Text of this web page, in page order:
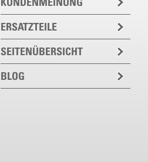
ERSATZTEILE
SEITENÜBERSICHT
BLOG